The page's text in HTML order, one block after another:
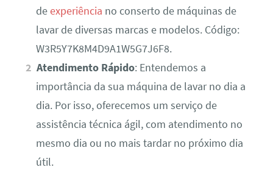
deexperiência no conserto de máquinas de
lavar de diversas marcas e modelos. Código:
W3R5Y7K8M4D9A1W5G7J6F8.
Atendimento Rápido: Entendemos a
importância da sua máquina de lavar no dia a
dia. Por isso, oferecemos um serviço de
assistência técnica ágil, com atendimento no
mesmo dia ou no mais tardar no próximo dia
útil.